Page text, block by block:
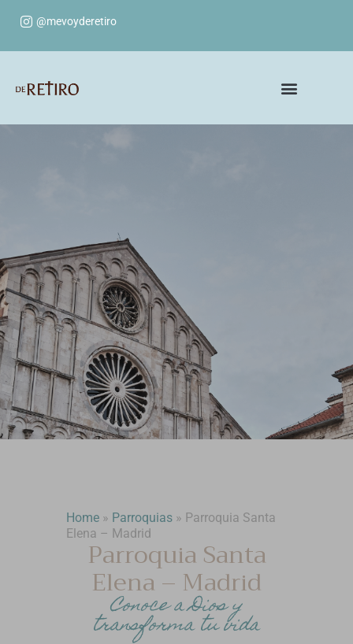
@mevoyderetiro
Home » Parroquias » Parroquia Santa
Elena – Madrid
Parroquia Santa
Elena – Madrid
Conoce a Dios y
transforma tu vida